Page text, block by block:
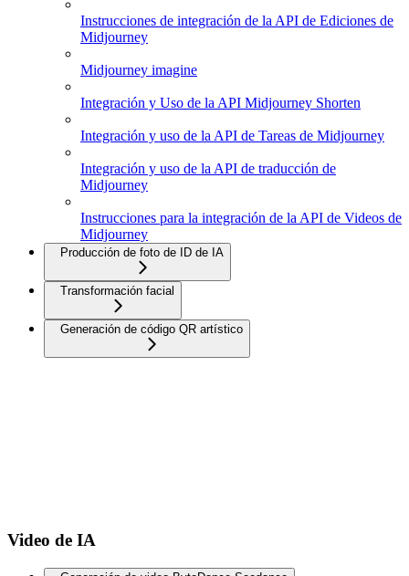
Instrucciones de integración de la API de Ediciones de
Midjourney
Midjourney imagine
Integración y Uso de la API Midjourney Shorten
Integración y uso de la API de Tareas de Midjourney
Integración y uso de la API de traducción de
Midjourney
Instrucciones para la integración de la API de Videos de
Midjourney
Producción de foto de ID de IA
Transformación facial
Generación de código QR artístico
Video de IA